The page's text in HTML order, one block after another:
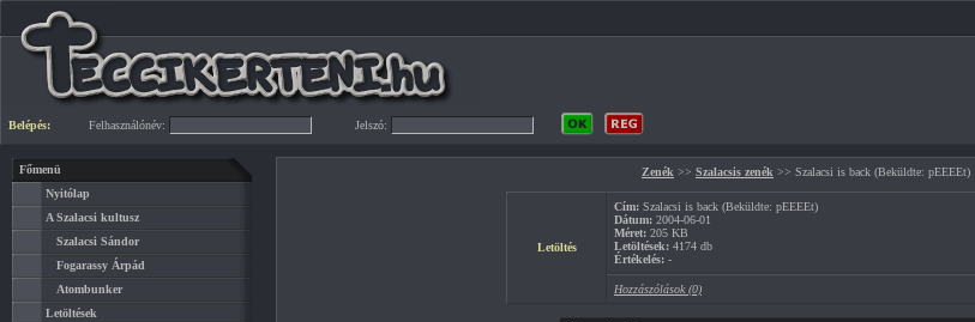
Belépés: Felhasználónév: Jelszó:
Főmenü
Nyitólap
A Szalacsi kultusz
Szalacsi Sándor
Fogarassy Árpád
Atombunker
Letöltések
Zenék >> Szalacsis zenék >> Szalacsi is back (Beküldte: pEEEEt)
Letöltés
Cím: Szalacsi is back (Beküldte: pEEEEt)
Dátum: 2004-06-01
Méret: 205 KB
Letöltések: 4174 db
Értékelés: -
Hozzászólások (0)